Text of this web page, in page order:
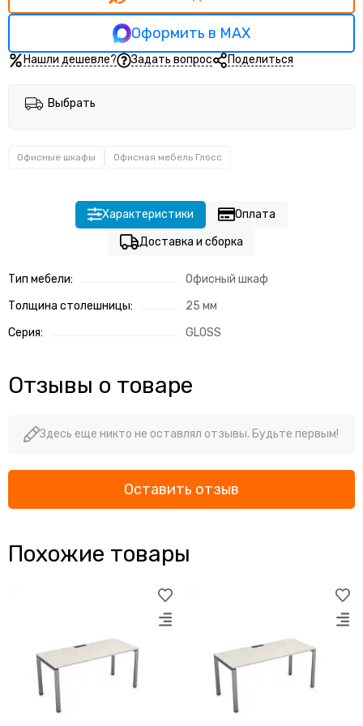
Оформить в MAX
Нашли дешевле? Задать вопрос Поделиться
Выбрать
Офисные шкафы Офисная мебель Глосс
Характеристики
Оплата
Доставка и сборка
Тип мебели:
Офисный шкаф
Толщина столешницы:
25 мм
Серия:
GLOSS
Отзывы о товаре
Здесь еще никто не оставлял отзывы. Будьте первым!
Оставить отзыв
Похожие товары